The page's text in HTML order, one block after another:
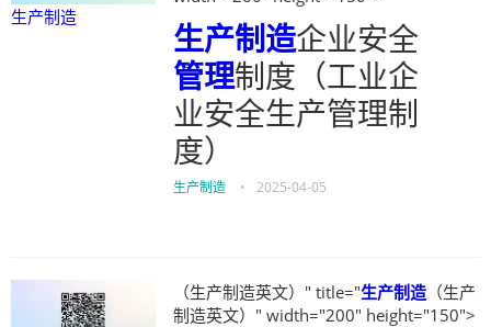
生产制造
生产制造企业安全
管理制度（工业企
业安全生产管理制
度）
生产制造 • 2025-04-05
（生产制造英文）" title="生产制造 （生产
制造英文）" width="200" height="150">